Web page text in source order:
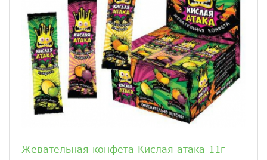
Жевательная конфета Кислая атака 11г